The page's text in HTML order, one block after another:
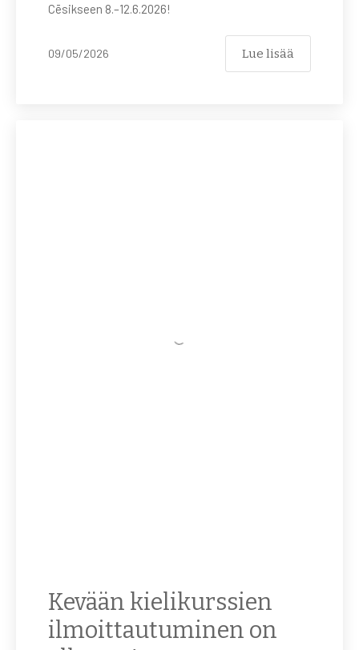
Cēsikseen 8.–12.6.2026!
09/05/2026 Lue lisää
Kevään kielikurssien
ilmoittautuminen on